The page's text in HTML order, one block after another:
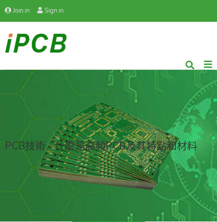
Join in Sign in
PCB技術 - 什麼是高頻PCB及其特點和材料